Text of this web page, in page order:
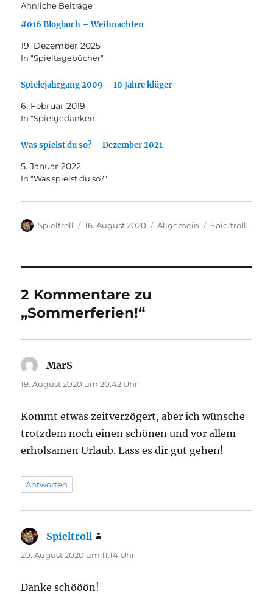
Ähnliche Beiträge
#016 Blogbuch – Weihnachten
19. Dezember 2025
In "Spieltagebücher"
Spielejahrgang 2009 – 10 Jahre klüger
6. Februar 2019
In "Spielgedanken"
Was spielst du so? – Dezember 2021
5. Januar 2022
In "Was spielst du so?"
Autor
Spieltroll
Veröffentlicht
16. August 2020 Kategorien
Allgemein Schlagwörter
Spieltroll
2 Kommentare zu
„Sommerferien!“
MarS
19. August 2020 um 20:42 Uhr
Kommt etwas zeitverzögert, aber ich wünsche
trotzdem noch einen schönen und vor allem
erholsamen Urlaub. Lass es dir gut gehen!
Antworten
Spieltroll
20. August 2020 um 11:14 Uhr
Danke schööön!